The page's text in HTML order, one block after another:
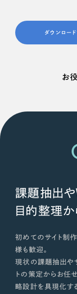
ダウンロード
お
課題抽出
目的整理か
初めてのサイト制
様も歓迎。
現状の課題抽出や
トの策定からお任
略設計を具現化す